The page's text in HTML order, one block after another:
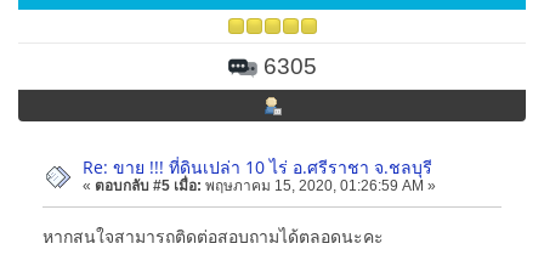
6305
Re: ขาย !!! ที่ดินเปล่า 10 ไร่ อ.ศรีราชา จ.ชลบุรี
« ตอบกลับ #5 เมื่อ: พฤษภาคม 15, 2020, 01:26:59 AM »
หากสนใจสามารถติดต่อสอบถามได้ตลอดนะคะ